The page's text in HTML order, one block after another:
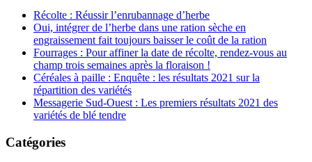
Récolte : Réussir l’enrubannage d’herbe
Oui, intégrer de l’herbe dans une ration sèche en
engraissement fait toujours baisser le coût de la ration
Fourrages : Pour affiner la date de récolte, rendez-vous au
champ trois semaines après la floraison !
Céréales à paille : Enquête : les résultats 2021 sur la
répartition des variétés
Messagerie Sud-Ouest : Les premiers résultats 2021 des
variétés de blé tendre
Catégories